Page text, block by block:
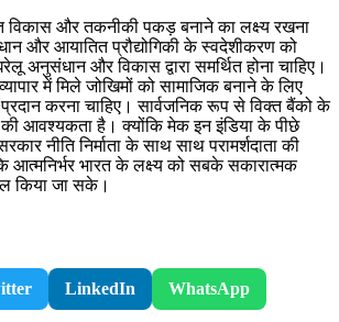
विकास और तकनीकी पकड़ बनाने का लक्ष्य रखना
और आयातित प्रौद्योगिकी के स्वदेशीकरण को
अनुसंधान और विकास द्वारा समर्थित होना चाहिए।
में मिले जोखिमों को सामाजिक बनाने के लिए
करना चाहिए। सार्वजनिक रूप से विक्त बैंको के
की आवश्यकता है। क्योंकि मेक इन इंडिया के पीछे
नीति निर्माता के साथ साथ परामर्शदाता की
आत्मनिर्भर भारत के लक्ष्य को सबके सकारात्मक
किया जा सके।
LinkedIn WhatsApp